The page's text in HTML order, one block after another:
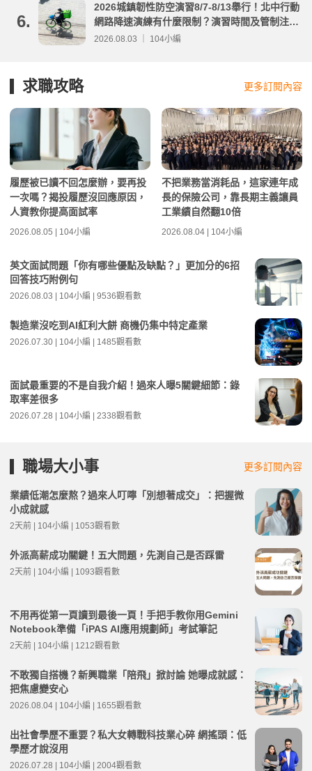
6.
2026城鎮韌性防空演習8/7-8/13舉行！北中行動
網路降速演練有什麼限制？演習時間及管制注意
事項整理
2026.08.03 ｜ 104小編
求職攻略 更多訂閱內容
履歷被已讀不回怎麼辦，要再投
一次嗎？揭投履歷沒回應原因，
人資教你提高面試率
2026.08.05 | 104小編
不把業務當消耗品，這家連年成
長的保險公司，靠長期主義讓員
工業績自然翻10倍
2026.08.04 | 104小編
英文面試問題「你有哪些優點及缺點？」更加分的6招
回答技巧附例句
2026.08.03 | 104小編 | 9536觀看數
製造業沒吃到AI紅利大餅 商機仍集中特定產業
2026.07.30 | 104小編 | 1485觀看數
面試最重要的不是自我介紹！過來人曝5關鍵細節：錄
取率差很多
2026.07.28 | 104小編 | 2338觀看數
職場大小事 更多訂閱內容
業績低潮怎麼熬？過來人叮嚀「別想著成交」：把握微
小成就感
2天前 | 104小編 | 1053觀看數
外派高薪成功關鍵！五大問題，先測自己是否踩雷
2天前 | 104小編 | 1093觀看數
不用再從第一頁讀到最後一頁！手把手教你用Gemini
Notebook準備「iPAS AI應用規劃師」考試筆記
2天前 | 104小編 | 1212觀看數
不敢獨自搭機？新興職業「陪飛」掀討論 她曝成就感：
把焦慮變安心
2026.08.04 | 104小編 | 1655觀看數
出社會學歷不重要？私大女轉戰科技業心碎 網搖頭：低
學歷才說沒用
2026.07.28 | 104小編 | 2004觀看數